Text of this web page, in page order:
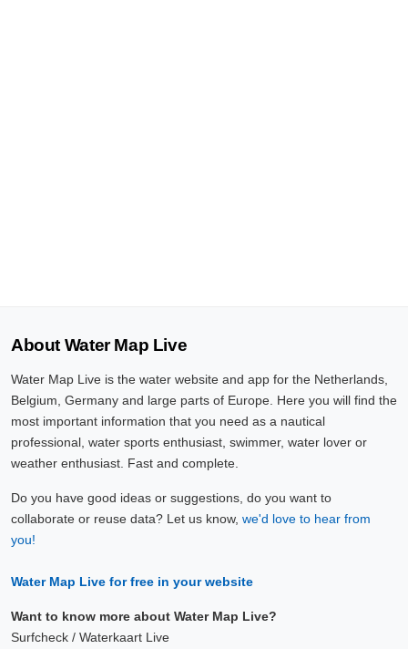
About Water Map Live
Water Map Live is the water website and app for the Netherlands,
Belgium, Germany and large parts of Europe. Here you will find the
most important information that you need as a nautical
professional, water sports enthusiast, swimmer, water lover or
weather enthusiast. Fast and complete.
Do you have good ideas or suggestions, do you want to
collaborate or reuse data? Let us know, we'd love to hear from
you!
Water Map Live for free in your website
Want to know more about Water Map Live?
Surfcheck / Waterkaart Live